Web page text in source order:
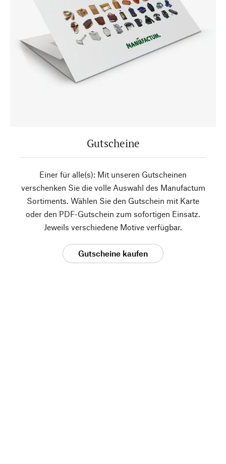
Gutscheine
Einer für alle(s): Mit unseren Gutscheinen
verschenken Sie die volle Auswahl des Manufactum
Sortiments. Wählen Sie den Gutschein mit Karte
oder den PDF-Gutschein zum sofortigen Einsatz.
Jeweils verschiedene Motive verfügbar.
Gutscheine kaufen